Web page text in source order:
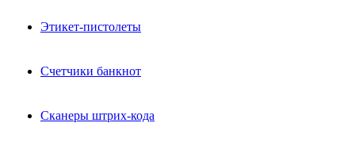
Этикет-пистолеты
Счетчики банкнот
Сканеры штрих-кода